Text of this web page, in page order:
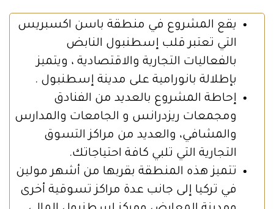
يقع المشروع في منطقة باسن اكسبريس
التي تعتبر قلب إسطنبول النابض
بالفعاليات التجارية والاقتصادية ، ويتميز
بإطلالة بانورامية على مدينة إسطنبول .
إحاطة المشروع بالعديد من الفنادق
ومجمعات ريزدرانس و الجامعات والمدارس
والمشافي، والعديد من مراكز التسوق
التجارية التي تلبي كافة احتياجاتك.
تتميز هذه المنطقة بقربها من أشهر مولين
في تركيا إلى جانب عدة مراكز تسوقية أخرى